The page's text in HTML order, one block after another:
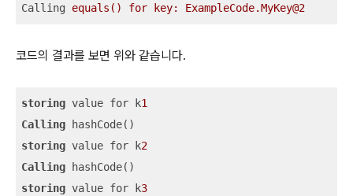
Calling
equals() for key: ExampleCode.MyKey@2
코드의 결과를 보면 위와 같습니다.
storing value for k1
Calling
storing value for k2
Calling
storing value for k3